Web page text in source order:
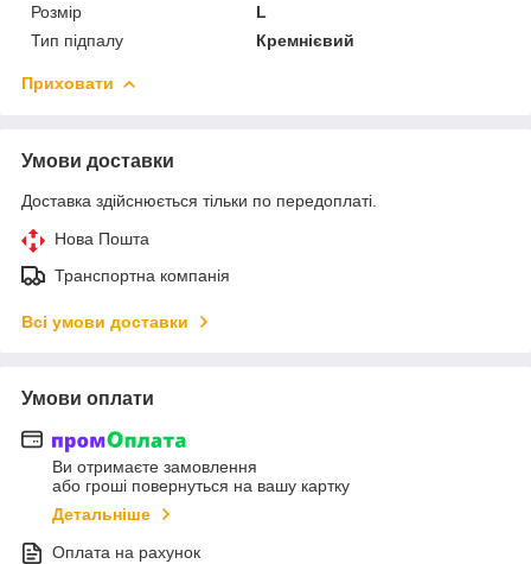
Розмір
L
Тип підпалу
Кремнієвий
Приховати
Умови доставки
Доставка здійснюється тільки по передоплаті.
Нова Пошта
Транспортна компанія
Всі умови доставки
Умови оплати
Ви отримаєте замовлення
або гроші повернуться на вашу картку
Детальніше
Оплата на рахунок